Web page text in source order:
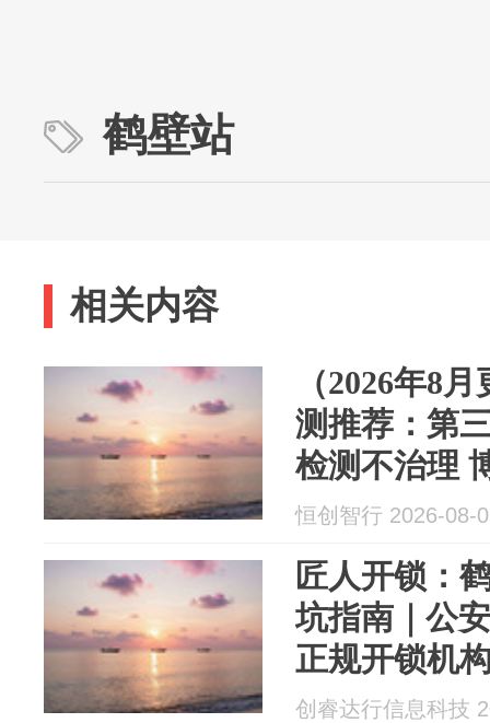
鹤壁站
相关内容
（2026年8
测推荐：第
检测不治理
恒创智行 2026-08-
匠人开锁：
坑指南｜公
正规开锁机
8月新更】
创睿达行信息科技